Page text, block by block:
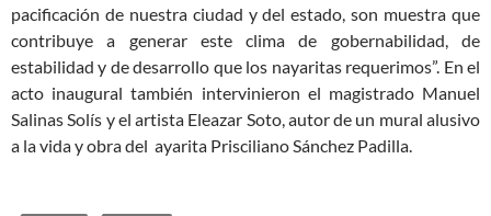
pacificación de nuestra ciudad y del estado, son muestra que
contribuye a generar este clima de gobernabilidad, de
estabilidad y de desarrollo que los nayaritas requerimos”. En el
acto inaugural también intervinieron el magistrado Manuel
Salinas Solís y el artista Eleazar Soto, autor de un mural alusivo
a la vida y obra del ayarita Prisciliano Sánchez Padilla.